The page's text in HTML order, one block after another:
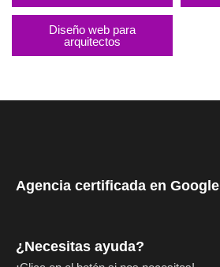
Diseño web para
arquitectos
Agencia certificada en Google
¿Necesitas ayuda?